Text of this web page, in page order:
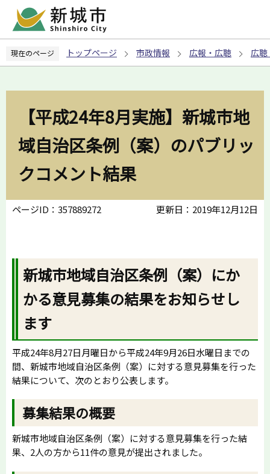
ペ
の
現在のページ トップページ 市政情報 広報・広聴 広聴
【平成24年8月実施】新城市地
域自治区条例（案）のパブリッ
クコメント結果
ページID：357889272 更新日：2019年12月12日
新城市地域自治区条例（案）にか
かる意見募集の結果をお知らせし
ます
平成24年8月27日月曜日から平成24年9月26日水曜日までの
間、新城市地域自治区条例（案）に対する意見募集を行った
結果について、次のとおり公表します。
募集結果の概要
新城市地域自治区条例（案）に対する意見募集を行った結
果、2人の方から11件の意見が提出されました。